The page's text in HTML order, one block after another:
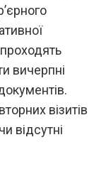
вичерпні
візитів
відсутні